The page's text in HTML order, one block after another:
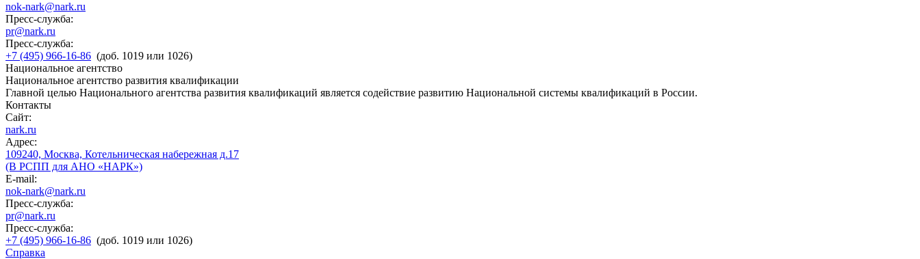
nok-nark@nark.ru
Пресс-служба:
pr@nark.ru
Пресс-служба:
+7 (495) 966-16-86 (доб. 1019 или 1026)
Национальное агентство
Национальное агентство развития квалификации
Главной целью Национального агентства развития квалификаций является содействие развитию Национальной системы квалификаций в России.
Контакты
Сайт:
nark.ru
Адрес:
109240, Москва, Котельническая набережная д.17
(В РСПП для АНО «НАРК»)
E-mail:
nok-nark@nark.ru
Пресс-служба:
pr@nark.ru
Пресс-служба:
+7 (495) 966-16-86 (доб. 1019 или 1026)
Справка